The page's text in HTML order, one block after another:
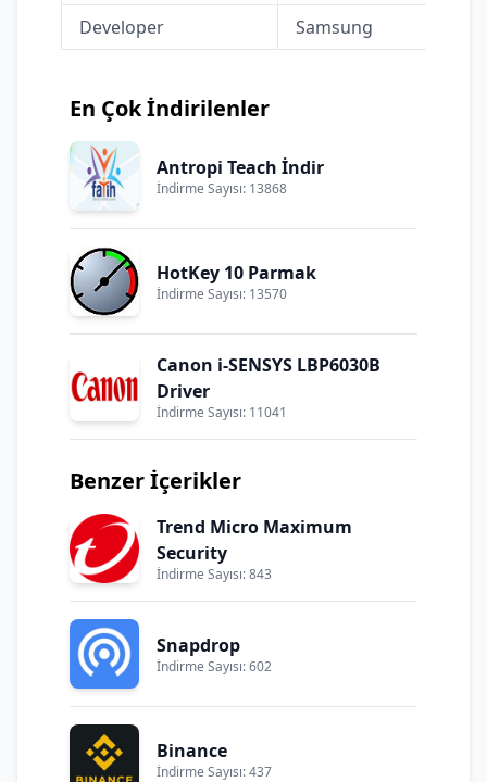
Developer
Samsung
En Çok İndirilenler
Antropi Teach İndir
İndirme Sayısı: 13868
HotKey 10 Parmak
İndirme Sayısı: 13570
Canon i-SENSYS LBP6030B
Driver
İndirme Sayısı: 11041
Benzer İçerikler
Trend Micro Maximum
Security
İndirme Sayısı: 843
Snapdrop
İndirme Sayısı: 602
Binance
İndirme Sayısı: 437